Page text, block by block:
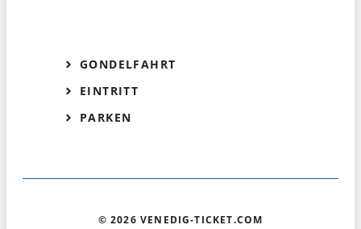
GONDELFAHRT
EINTRITT
PARKEN
© 2026 VENEDIG-TICKET.COM